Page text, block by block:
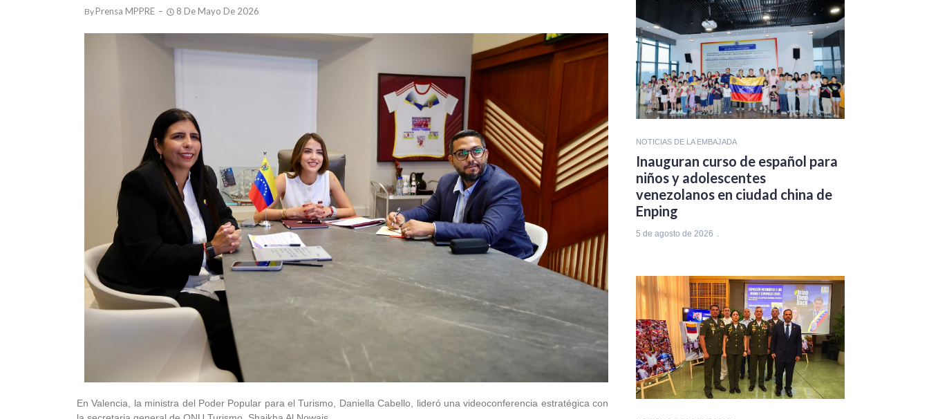
By Prensa MPPRE 8 De Mayo De 2026
En Valencia, la ministra del Poder Popular para el Turismo, Daniella Cabello, lideró una videoconferencia estratégica con
NOTICIAS DE LA EMBAJADA
Inauguran curso de español para
niños y adolescentes
venezolanos en ciudad china de
Enping
5 de agosto de 2026